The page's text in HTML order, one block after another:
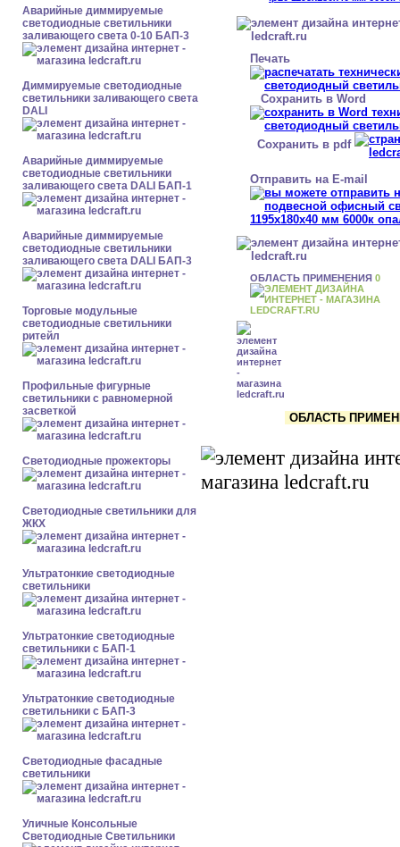
Аварийные диммируемые
светодиодные светильники
заливающего света 0-10 БАП-3
Диммируемые светодиодные
светильники заливающего света
DALI
Аварийные диммируемые
светодиодные светильники
заливающего света DALI БАП-1
Аварийные диммируемые
светодиодные светильники
заливающего света DALI БАП-3
Торговые модульные
светодиодные светильники
ритейл
Профильные фигурные
светильники с равномерной
засветкой
Светодиодные прожекторы
Светодиодные светильники для
ЖКХ
Ультратонкие светодиодные
светильники
Ультратонкие светодиодные
светильники с БАП-1
Ультратонкие светодиодные
светильники с БАП-3
Светодиодные фасадные
светильники
Уличные Консольные
Светодиодные Светильники
Печать
Сохранить в Word
Сохранить в pdf
Отправить на E-mail
ОБЛАСТЬ ПРИМЕНЕНИЯ 0
ОБЛАСТЬ